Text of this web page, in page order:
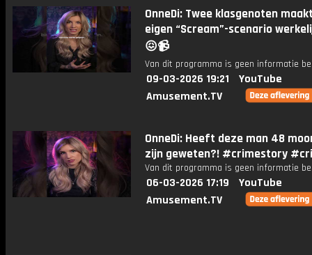
OnneDi: Twee klasgenoten
eigen “Scream”-scenario
😖📹
Van dit programma is geen informatie
09-03-2026 19:21
YouTube
Amusement.TV
OnneDi: Heeft deze man 48
zijn geweten?! #crimestory
Van dit programma is geen informatie
06-03-2026 17:19
YouTube
Amusement.TV